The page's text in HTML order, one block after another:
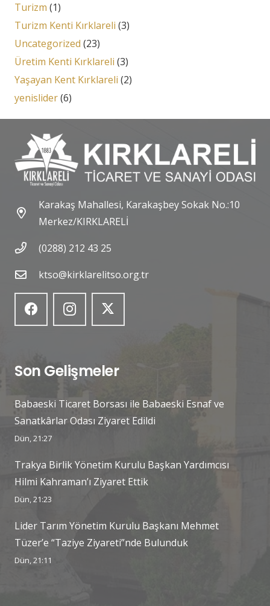
Turizm (1)
Turizm Kenti Kırklareli (3)
Uncategorized (23)
Üretim Kenti Kırklareli (3)
Yaşayan Kent Kırklareli (2)
yenislider(6)
Karakaş Mahallesi, Karakaşbey Sokak No.:10
Merkez/KIRKLARELİ
(0288) 212 43 25
ktso@kirklarelitso.org.tr
Son Gelişmeler
Babaeski Ticaret Borsası ile Babaeski Esnaf ve
Sanatkârlar Odası Ziyaret Edildi
Dün, 21:27
Trakya Birlik Yönetim Kurulu Başkan Yardımcısı
Hilmi Kahraman’ı Ziyaret Ettik
Dün, 21:23
Lider Tarım Yönetim Kurulu Başkanı Mehmet
Tüzer’e “Taziye Ziyareti”nde Bulunduk
Dün, 21:11